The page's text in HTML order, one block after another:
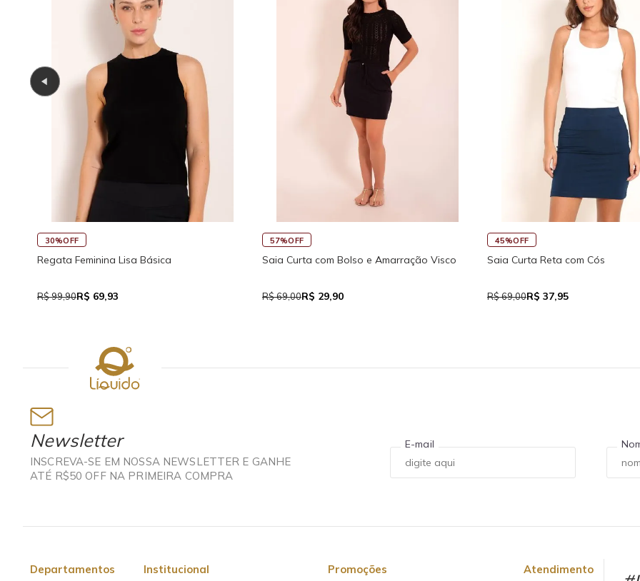
30%OFF
Regata Feminina Lisa Básica
R$ 99,90R$ 69,93
57%OFF
Saia Curta com Bolso e Amarração Visco
R$ 69,00R$ 29,90
45%OFF
Saia Curta Reta com Cós
R$ 69,00R$ 37,95
Newsletter
INSCREVA-SE EM NOSSA NEWSLETTER E GANHE
ATÉ R$50 OFF NA PRIMEIRA COMPRA
E-mail
Departamentos Institucional Promoções Atendimento